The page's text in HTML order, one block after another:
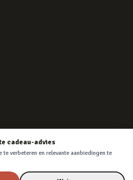
cadeau-advies
verbeteren en relevante aanbiedingen te